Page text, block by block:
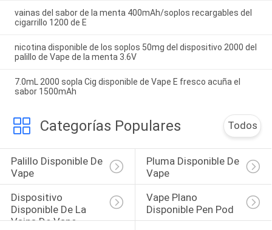
vainas del sabor de la menta 400mAh/soplos recargables del
cigarrillo 1200 de E
nicotina disponible de los soplos 50mg del dispositivo 2000 del
palillo de Vape de la menta 3.6V
7.0mL 2000 sopla Cig disponible de Vape E fresco acuña el
sabor 1500mAh
Categorías Populares Todos
Palillo Disponible De
Vape
Pluma Disponible De
Vape
Dispositivo
Disponible De La
Vaina De Vape
Vape Plano
Disponible Pen Pod